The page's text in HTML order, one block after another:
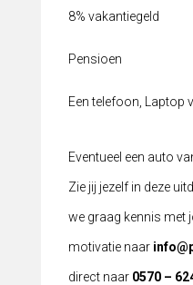
8% vakantiegeld
Pensioen
Een telefoon, Laptop
Eventueel een auto
Zie jij jezelf in deze
we graag kennis met
motivatie naar
direct naar 0570 –